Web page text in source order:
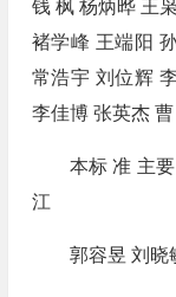
钱 枫 杨炳晔 王
褚学峰 王端阳
常浩宇 刘位辉
李佳博 张英杰
本标 准 主
江
郭容昱 刘晓